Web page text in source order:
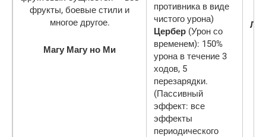
Магу Магу но Ми
противника в виде
чистого урона)
Цербер (Урон со
временем): 150%
урона в течение 3
ходов, 5
перезарядки.
(Пассивный
эффект: все
эффекты
периодического